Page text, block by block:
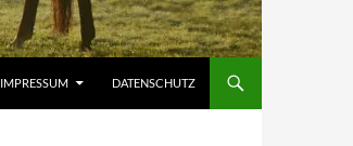
IMPRESSUM DATENSCHUTZ